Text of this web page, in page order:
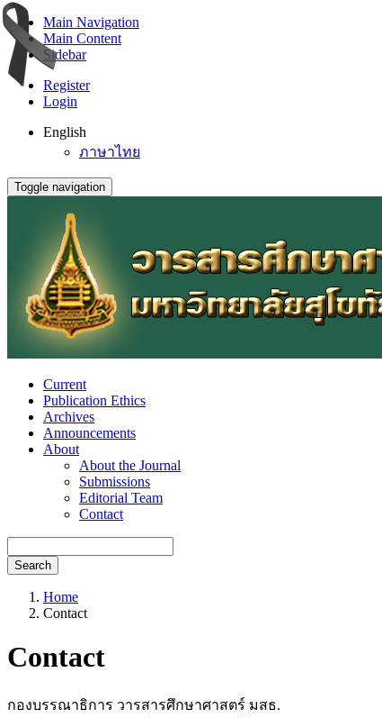
Main Navigation
Main Content
Sidebar
Register
Login
English
ภาษาไทย
Toggle navigation
Current
Publication Ethics
Archives
Announcements
About
About the Journal
Submissions
Editorial Team
Contact
Search
Home
Contact
Contact
กองบรรณาธิการ วารสารศึกษาศาสตร์ มสธ.